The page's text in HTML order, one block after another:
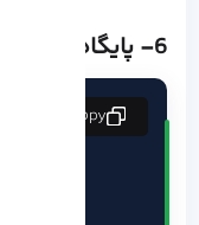
6- پایگاه داده (MariaDB)
copy